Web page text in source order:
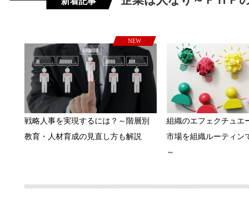
NEW
戦略人事を実現するには？～階層別
教育・人材育成の見直し方も解説
組織のエフェクチュエ
市場を組織ルーティン
～